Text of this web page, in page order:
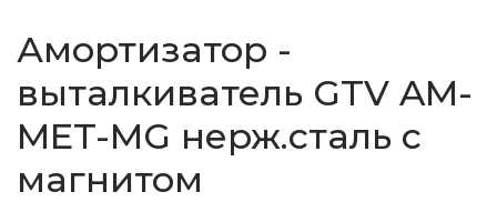
Амортизатор -
выталкиватель GTV AM-
MET-MG нерж.сталь с
магнитом